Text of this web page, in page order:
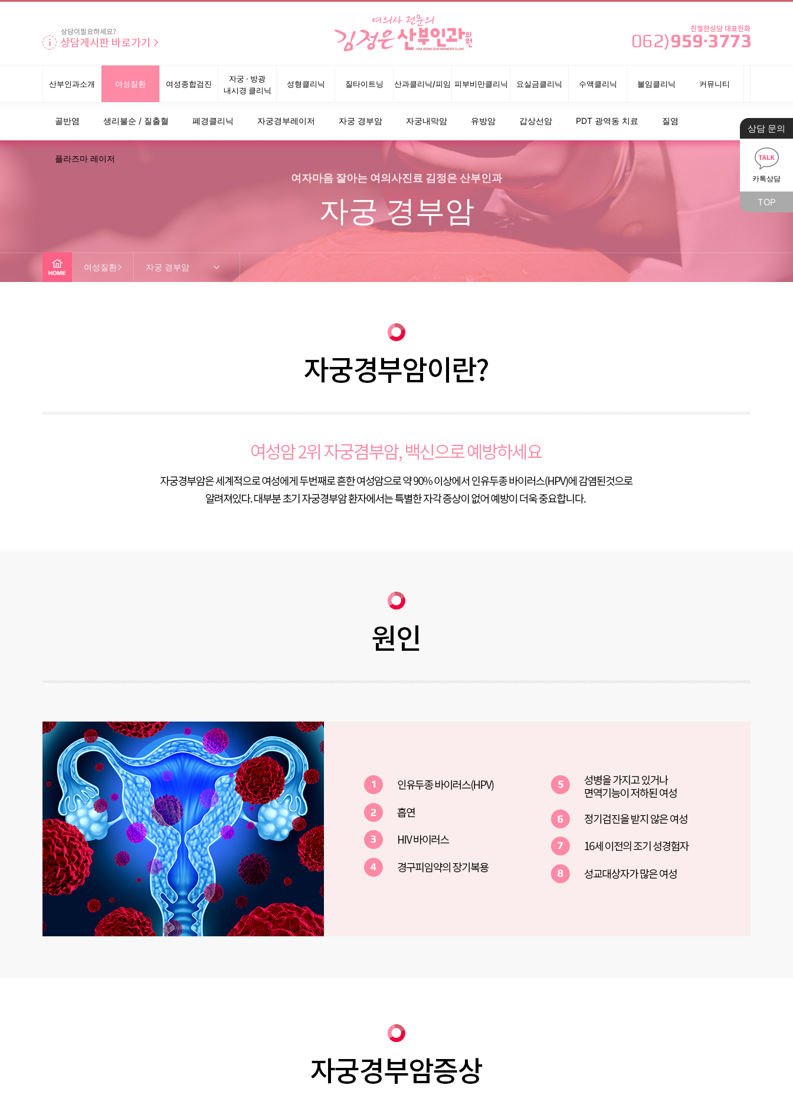
산부인과소개 여성질환
골반염 생리불순 / 질출혈 폐경클리닉 자궁경부레이저 자궁 경부암 자궁내막암 유방암 갑상선암 PDT 광역동 치료 질염
플라즈마 레이저
여성종합검진
자궁 · 방광
내시경 클리닉
성형클리닉 질타이트닝 산과클리닉/피임 피부비만클리닉 요실금클리닉 수액클리닉 불임클리닉 커뮤니티
상담 문의
카톡상담
TOP
여자마음 잘아는 여의사진료 김정은 산부인과
자궁 경부암
여성질환 자궁 경부암